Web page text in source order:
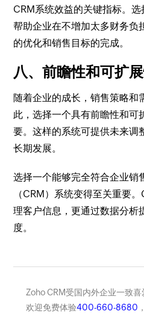
CRM系统效益的关键指标。
帮助企业在不增加太多财务负
的优化和销售目标的完成。
八、前瞻性和可扩
随着企业的成长，销售策略和
此，选择一个具有前瞻性和可
要。这样的系统可提供未来调
长期发展。
选择一个能够完全符合企业销
（CRM）系统变得至关重要
理客户信息，更通过数据分析
度。
Zoho CRM受国内外企业一致喜
欢迎免费体验400-660-8680